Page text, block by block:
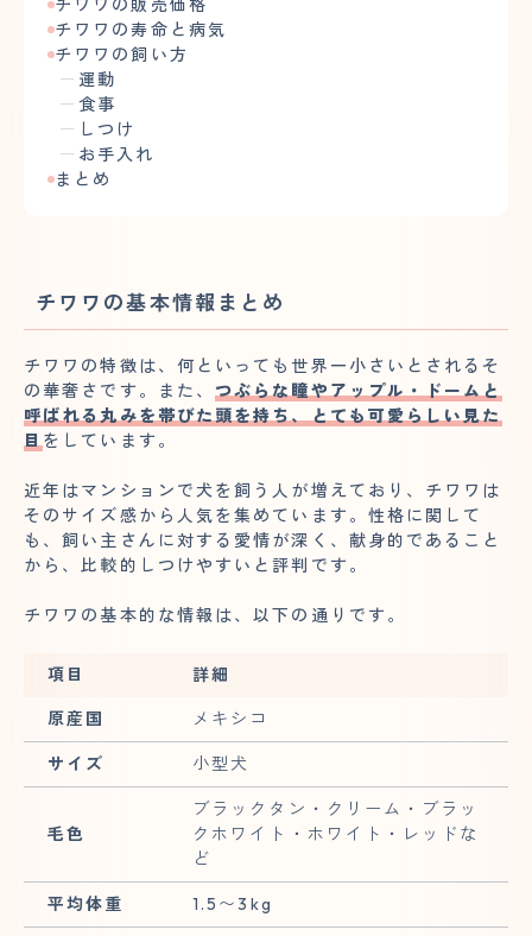
チワワの寿命と病気
チワワの飼い方
運動
食事
しつけ
お手入れ
まとめ
チワワの基本情報まとめ
チワワの特徴は、何といっても世界一小さいとされるそ
の華奢さです。また、 つぶらな瞳やアップル・ドームと
呼ばれる丸みを帯びた頭を持ち、とても可愛らしい見た
目 をしています。
近年はマンションで犬を飼う人が増えており、チワワは
そのサイズ感から人気を集めています。性格に関して
も、飼い主さんに対する愛情が深く、献身的であること
から、比較的しつけやすいと評判です。
チワワの基本的な情報は、以下の通りです。
項目 詳細
原産国 メキシコ
サイズ 小型犬
毛色
ブラックタン・クリーム・ブラッ
クホワイト・ホワイト・レッドな
ど
平均体重 1.5〜3kg